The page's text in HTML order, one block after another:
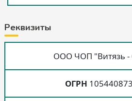
Реквизиты
ООО ЧОП "Витязь -
ОГРН